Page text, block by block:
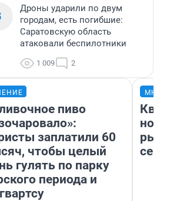
Дроны ударили по двум
городам, есть погибшие:
Саратовскую область
атаковали беспилотники
1 009 2
пиво
заплатили 60
чтобы целый
гулять по парку
периода и
но